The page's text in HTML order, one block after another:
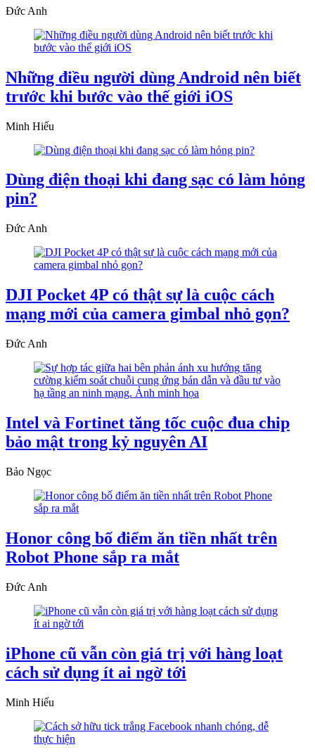
Đức Anh
Những điều người dùng Android nên biết
trước khi bước vào thế giới iOS
Minh Hiếu
Dùng điện thoại khi đang sạc có làm hỏng
pin?
Đức Anh
DJI Pocket 4P có thật sự là cuộc cách
mạng mới của camera gimbal nhỏ gọn?
Đức Anh
Intel và Fortinet tăng tốc cuộc đua chip
bảo mật trong kỷ nguyên AI
Bảo Ngọc
Honor công bố điểm ăn tiền nhất trên
Robot Phone sắp ra mắt
Đức Anh
iPhone cũ vẫn còn giá trị với hàng loạt
cách sử dụng ít ai ngờ tới
Minh Hiếu